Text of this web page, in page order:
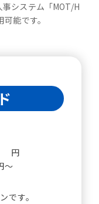
システム「MOT/H
能です。
円
～
です。